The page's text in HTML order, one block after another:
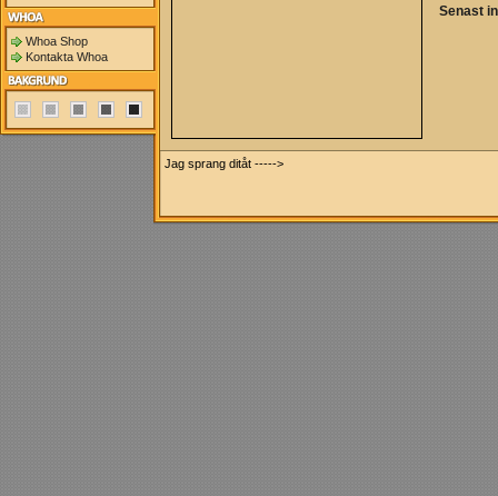
Whoa Shop
Kontakta Whoa
Senast
Jag sprang ditåt ----->